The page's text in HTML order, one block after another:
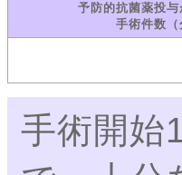
予防的抗菌薬投与
手術件数（
手術開始